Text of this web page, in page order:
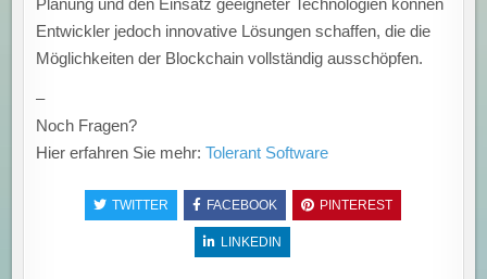
Planung und den Einsatz geeigneter Technologien können
Entwickler jedoch innovative Lösungen schaffen, die die
Möglichkeiten der Blockchain vollständig ausschöpfen.
–
Noch Fragen?
Hier erfahren Sie mehr:Tolerant Software
TWITTER FACEBOOK PINTEREST
LINKEDIN